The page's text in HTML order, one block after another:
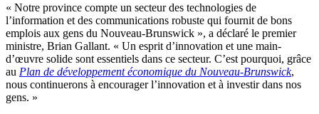
« Notre province compte un secteur des technologies de
l’information et des communications robuste qui fournit de bons
emplois aux gens du Nouveau-Brunswick », a déclaré le premier
ministre, Brian Gallant. « Un esprit d’innovation et une main-
d’œuvre solide sont essentiels dans ce secteur. C’est pourquoi, grâce
au Plan de développement économique du Nouveau-Brunswick,
nous continuerons à encourager l’innovation et à investir dans nos
gens. »